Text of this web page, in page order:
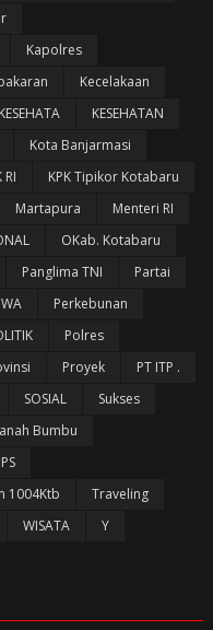
Kapolres
Kecelakaan
KESEHATA
KESEHATAN
Kota Banjarmasi
RI
KPK Tipikor Kotabaru
Martapura
Menteri RI
OKab. Kotabaru
Panglima TNI
Partai
Perkebunan
Polres
Proyek
PT ITP .
SOSIAL
Sukses
Bumbu
1004Ktb
Traveling
WISATA
Y